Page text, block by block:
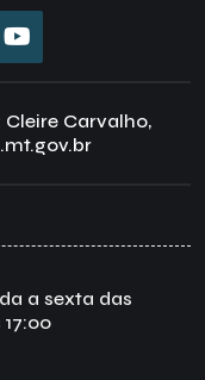
Cleire Carvalho,
a sexta das
17:00